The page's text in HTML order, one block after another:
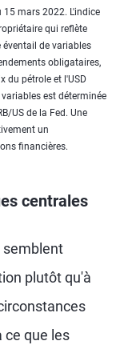
15 mars 2022. L'indice
qui reflète
de variables
obligataires,
du pétrole et l'USD
est déterminée
US de la Fed. Une
un
financières.
centrales
semblent
plutôt qu'à
ce que les